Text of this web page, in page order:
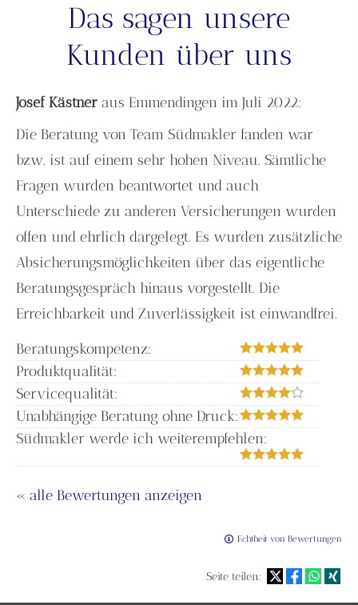
Das sagen unsere
Kunden über uns
Josef Kästner aus Emmendingen im Juli 2022:
Die Beratung von Team Südmakler fanden war
bzw. ist auf einem sehr hohen Niveau. Sämtliche
Fragen wurden beantwortet und auch
Unterschiede zu anderen Versicherungen wurden
offen und ehrlich dargelegt. Es wurden zusätzliche
Absicherungsmöglichkeiten über das eigentliche
Beratungsgespräch hinaus vorgestellt. Die
Erreichbarkeit und Zuverlässigkeit ist einwandfrei.
Beratungskompetenz:
Produktqualität:
Servicequalität:
Unabhängige Beratung ohne Druck:
Südmakler werde ich weiterempfehlen:
« alle Bewertungen anzeigen
Echtheit von Bewertungen
Seite teilen: